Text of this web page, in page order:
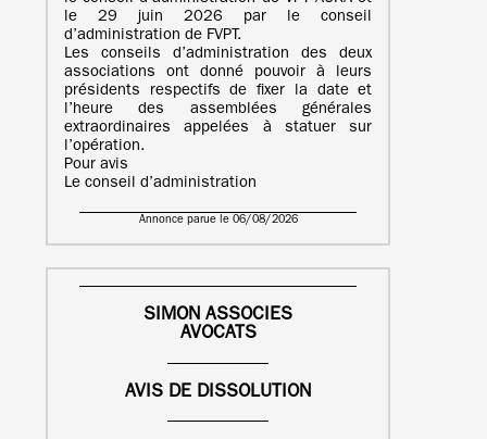
le 29 juin 2026 par le conseil
d’administration de FVPT.
Les conseils d’administration des deux
associations ont donné pouvoir à leurs
présidents respectifs de fixer la date et
l’heure des assemblées générales
extraordinaires appelées à statuer sur
l’opération.
Pour avis
Le conseil d’administration
Annonce parue le 06/08/2026
SIMON ASSOCIES
AVOCATS
AVIS DE DISSOLUTION